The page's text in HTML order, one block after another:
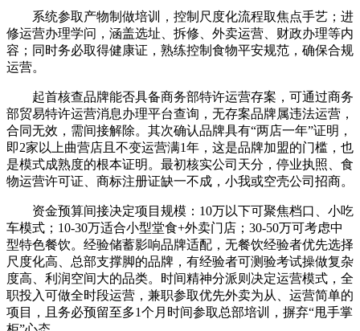
系统参取产物制做培训，控制尺度化流程取焦点手艺；进
修运营办理学问，涵盖选址、拆修、外卖运营、财政办理等内
容；同时务必取得健康证，熟练控制食物平安规范，确保合规
运营。
起首核查品牌能否具备商务部特许运营存案，可通过商务
部贸易特许运营消息办理平台查询，无存案品牌属违法运营，
合同无效，需间接解除。其次确认品牌具有“两店一年”证明，
即2家以上曲营店且不变运营满1年，这是品牌加盟的门槛，也
是模式成熟度的根本证明。最初核实公司天分，停业执照、食
物运营许可证、商标注册证缺一不成，小我或空壳公司招商。
资金预算间接决定项目规模：10万以下可聚焦档口、小吃
车模式；10-30万适合小型堂食+外卖门店；30-50万可考虑中
型特色餐饮。经验储蓄影响品牌适配，无餐饮经验者优先选择
尺度化高、总部支撑脚的品牌，有经验者可测验考试操做复杂
度高、利润空间大的品类。时间精神分派则决定运营模式，全
职投入可做全时段运营，兼职参取优先外卖为从、运营简单的
项目，且务必预留至多1个月时间参取总部培训，摒弃“甩手掌